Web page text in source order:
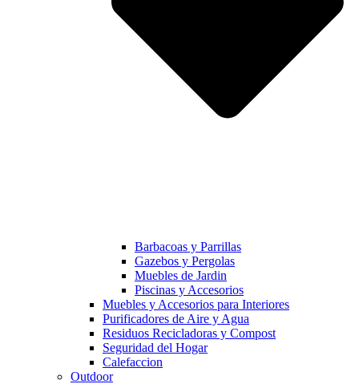
Barbacoas y Parrillas
Gazebos y Pergolas
Muebles de Jardin
Piscinas y Accesorios
Muebles y Accesorios para Interiores
Purificadores de Aire y Agua
Residuos Recicladoras y Compost
Seguridad del Hogar
Calefaccion
Outdoor